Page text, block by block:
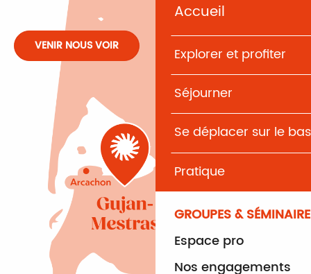
Accueil
Explorer et profiter
Séjourner
Se déplacer sur le
Pratique
GROUPES &
Espace pro
Nos engagements
VENIR NOUS VOIR